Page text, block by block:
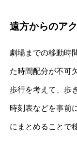
遠方からのア
劇場までの移動時
た時間配分が不可
歩行を考えて、歩
時刻表などを事前
にまとめることで